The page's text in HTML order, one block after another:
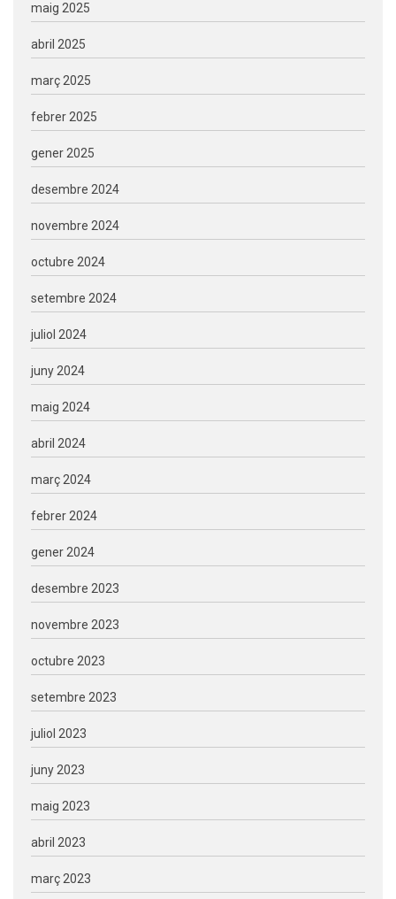
maig 2025
abril 2025
març 2025
febrer 2025
gener 2025
desembre 2024
novembre 2024
octubre 2024
setembre 2024
juliol 2024
juny 2024
maig 2024
abril 2024
març 2024
febrer 2024
gener 2024
desembre 2023
novembre 2023
octubre 2023
setembre 2023
juliol 2023
juny 2023
maig 2023
abril 2023
març 2023